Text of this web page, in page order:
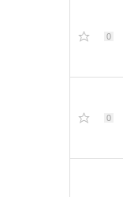
0
0